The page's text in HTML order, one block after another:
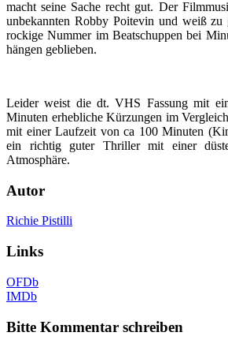
macht seine Sache recht gut. Der
unbekannten Robby Poitevin und weiß zu
rockige Nummer im Beatschuppen bei
hängen geblieben.
Leider weist die dt. VHS Fassung mit
Minuten erhebliche Kürzungen im
mit einer Laufzeit von ca 100 Minuten
ein richtig guter Thriller mit einer
Atmosphäre.
Autor
Richie Pistilli
Links
OFDb
IMDb
Bitte Kommentar schreiben